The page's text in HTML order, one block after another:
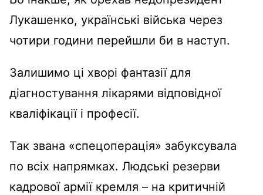
Лукашенко, українські війська через
чотири години перейшли би в наступ.
Залишимо ці хворі фантазії для
діагностування лікарями відповідної
кваліфікації і професії.
Так звана «спецоперація» забуксувала
по всіх напрямках. Людські резерви
кадрової армії кремля – на критичній